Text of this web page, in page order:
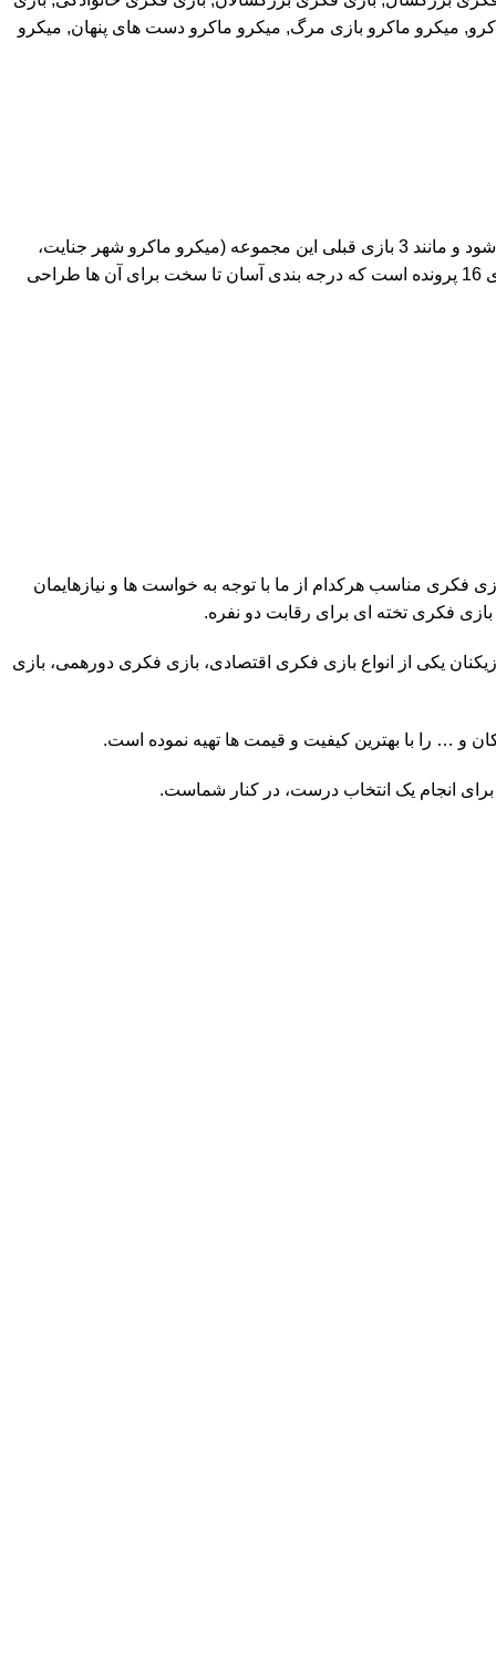
, میکرو ماکرو بازی مرگ, میکرو ماکرو دست های پنهان, میکرو
این بازی در سبک معمایی می باشد و برای بازی 1 تا 4 بازیکن طراحی شده است. داستان بازی در همان شهر جنایات میکرو ماکرو روایت می شود و مانند 3 بازی قبلی این مجموعه (میکرو ماکرو شهر جنایت،
میکرو ماکرو دست های پنهان و میکرو ماکرو بازی مرگ) شما در نقش کارآگاهی هستید که باید پرونده های جنایت را حل نمایید. این بازی دارای 16 پرونده است که درجه بندی آسان تا سخت برای آن ها طراحی
فکری مناسب هرکدام از ما با توجه به خواست ها و نیازهایمان
فکری تخته ای برای رقابت دو نفره.
یکی از انواع بازی فکری اقتصادی، بازی فکری دورهمی، بازی
و … را با بهترین کیفیت و قیمت ها تهیه نموده است.
برای انجام یک انتخاب درست، در کنار شماست.